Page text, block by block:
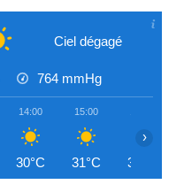
Ciel dégagé
764 mmHg
14:00
30°C
15:00
31°C 31°C
›